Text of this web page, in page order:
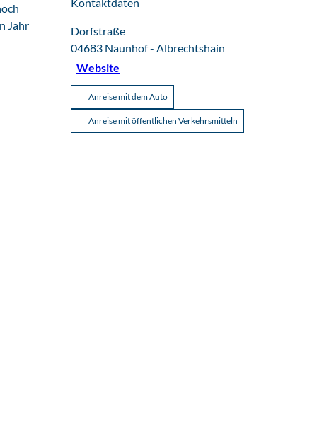
Jahr
Dorfstraße
04683 Naunhof- Albrechtshain
Website
Anreise mit dem Auto
Anreise mit öffentlichen Verkehrsmitteln